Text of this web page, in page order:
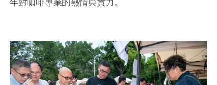
年對咖啡專業的熱情與實力。